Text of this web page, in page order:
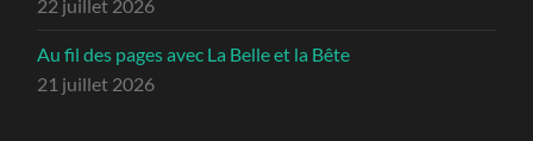
22 juillet 2026
Au fil des pages avec La Belle et la Bête
21 juillet 2026